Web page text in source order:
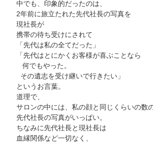
中でも、印象的だったのは、
2年前に旅立たれた先代社長の写真を
現社長が
携帯の待ち受けにされて
「先代は私の全てだった」
「先代はとにかくお客様が喜ぶことなら
何でもやった。
その遺志を受け継いで行きたい」
というお言葉。
道理で、
サロンの中には、私の顔と同じくらいの数
先代社長の写真がいっぱい。
ちなみに先代社長と現社長は
血縁関係など一切なく、